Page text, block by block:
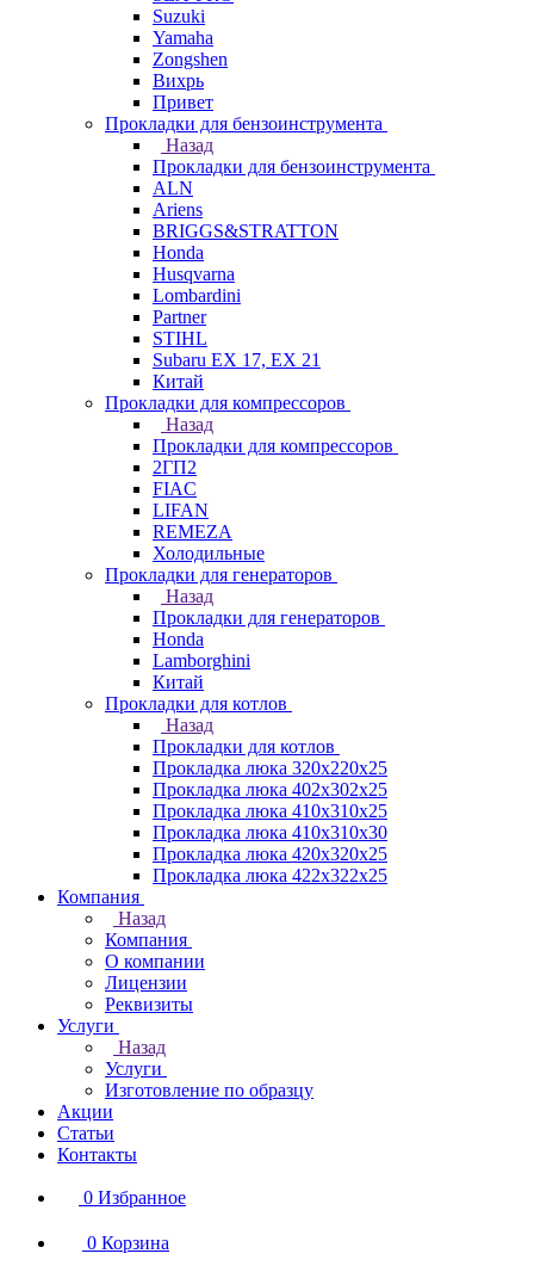
Suzuki
Yamaha
Zongshen
Вихрь
Привет
Прокладки для бензоинструмента
Назад
Прокладки для бензоинструмента
ALN
Ariens
BRIGGS&STRATTON
Honda
Husqvarna
Lombardini
Partner
STIHL
Subaru EX 17, EX 21
Китай
Прокладки для компрессоров
Назад
Прокладки для компрессоров
2ГП2
FIAC
LIFAN
REMEZA
Холодильные
Прокладки для генераторов
Назад
Прокладки для генераторов
Honda
Lamborghini
Китай
Прокладки для котлов
Назад
Прокладки для котлов
Прокладка люка 320x220x25
Прокладка люка 402x302x25
Прокладка люка 410x310x25
Прокладка люка 410х310х30
Прокладка люка 420x320x25
Прокладка люка 422x322x25
Компания
Назад
Компания
О компании
Лицензии
Реквизиты
Услуги
Назад
Услуги
Изготовление по образцу
Акции
Статьи
Контакты
0 Избранное
0 Корзина